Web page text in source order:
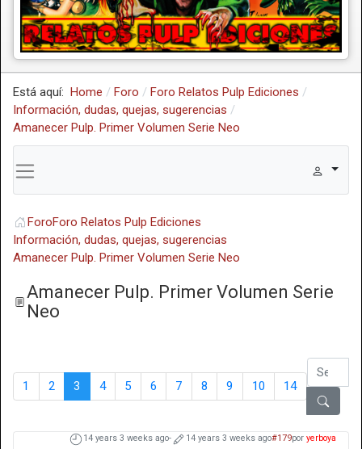
Está aquí: Home Foro
Foro Relatos Pulp Ediciones
Información, dudas, quejas, sugerencias
Amanecer Pulp. Primer Volumen Serie Neo
ForoForo Relatos Pulp Ediciones
Información, dudas, quejas, sugerencias
Amanecer Pulp. Primer Volumen Serie Neo
Amanecer Pulp. Primer Volumen Serie
Neo
1 2 3 4 5 6 7 8 9 10 14
14 years 3 weeks ago- 14 years 3 weeks ago#179por yerboya